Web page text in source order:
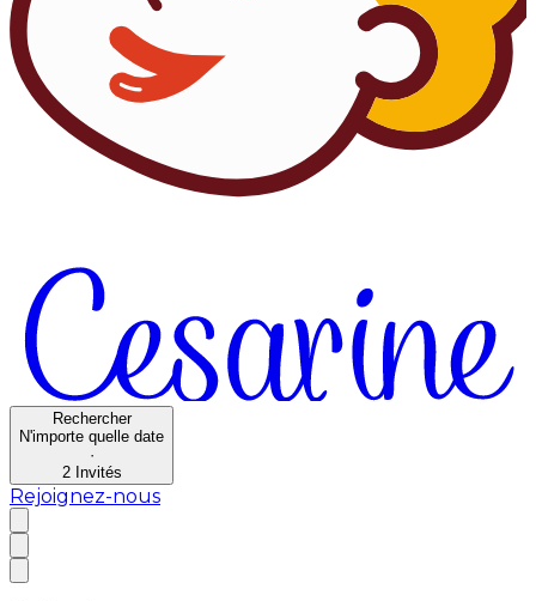
Rechercher
N'importe quelle date
·
2 Invités
Rejoignez-nous